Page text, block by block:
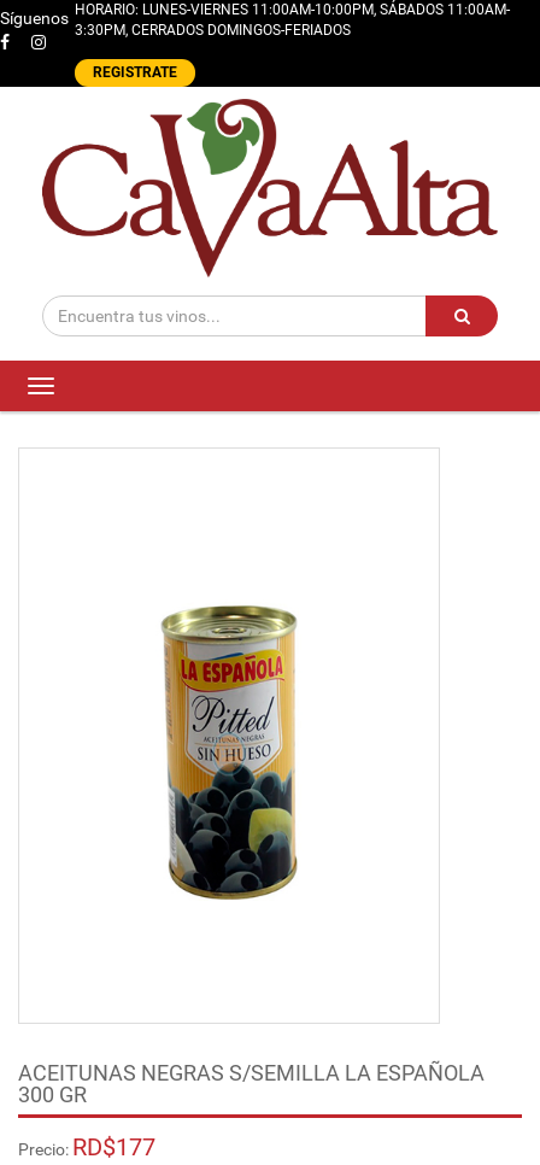
Síguenos HORARIO: LUNES-VIERNES 11:00AM-10:00PM, SÁBADOS 11:00AM-
3:30PM, CERRADOS DOMINGOS-FERIADOS
REGISTRATE
Toggle
navigation
ACEITUNAS NEGRAS S/SEMILLA LA ESPAÑOLA
300 GR
Precio: RD$177